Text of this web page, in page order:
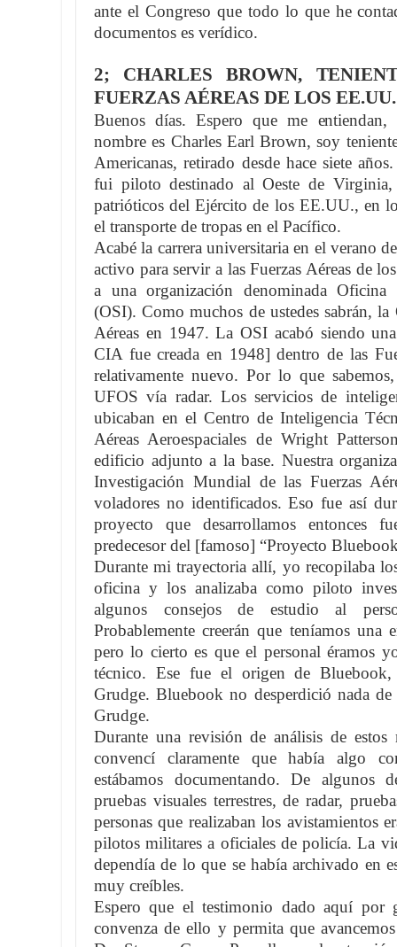
ante el Congreso que todo lo que he
documentos es verídico.
2; CHARLES BROWN,
FUERZAS AÉREAS DE LOS EE.UU.
Buenos días. Espero que me
nombre es Charles Earl Brown, soy
Americanas, retirado desde hace siete
fui piloto destinado al Oeste de Virginia,
patrióticos del Ejército de los EE.UU., en
el transporte de tropas en el Pacífico.
Acabé la carrera universitaria en el verano
activo para servir a las Fuerzas Aéreas de
a una organización denominada Oficina
(OSI). Como muchos de ustedes sabrán,
Aéreas en 1947. La OSI acabó siendo
CIA fue creada en 1948] dentro de las
relativamente nuevo. Por lo que
UFOS vía radar. Los servicios de
ubicaban en el Centro de Inteligencia
Aéreas Aeroespaciales de Wright
edificio adjunto a la base. Nuestra
Investigación Mundial de las Fuerzas
voladores no identificados. Eso fue así
proyecto que desarrollamos entonces
predecesor del [famoso] “Proyecto
Durante mi trayectoria allí, yo recopilaba
oficina y los analizaba como piloto
algunos consejos de estudio al
Probablemente creerán que teníamos una
pero lo cierto es que el personal éramos
técnico. Ese fue el origen de
Grudge. Bluebook no desperdició nada
Grudge.
Durante una revisión de análisis de
convencí claramente que había algo
estábamos documentando. De algunos
pruebas visuales terrestres, de radar,
personas que realizaban los avistamientos
pilotos militares a oficiales de policía. La
dependía de lo que se había archivado en
muy creíbles.
Espero que el testimonio dado aquí por
convenza de ello y permita que